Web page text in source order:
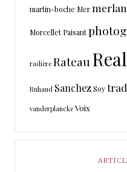
martin-boche Mer
Morcellet Paisant
radière RateauReal
Ruhaud SanchezSoy
vanderplancke Voix